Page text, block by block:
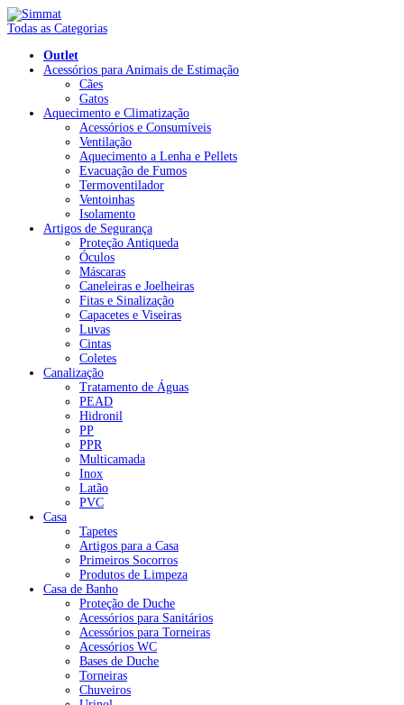
Todas as Categorias
Outlet
Acessórios para Animais de Estimação
Cães
Gatos
Aquecimento e Climatização
Acessórios e Consumíveis
Ventilação
Aquecimento a Lenha e Pellets
Evacuação de Fumos
Termoventilador
Ventoinhas
Isolamento
Artigos de Segurança
Proteção Antiqueda
Óculos
Máscaras
Caneleiras e Joelheiras
Fitas e Sinalização
Capacetes e Viseiras
Luvas
Cintas
Coletes
Canalização
Tratamento de Águas
PEAD
Hidronil
PP
PPR
Multicamada
Inox
Latão
PVC
Casa
Tapetes
Artigos para a Casa
Primeiros Socorros
Produtos de Limpeza
Casa de Banho
Proteção de Duche
Acessórios para Sanitários
Acessórios para Torneiras
Acessórios WC
Bases de Duche
Torneiras
Chuveiros